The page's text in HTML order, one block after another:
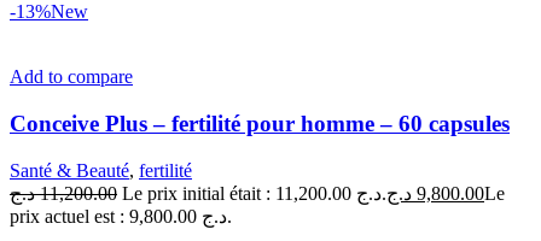
-13%New
Add to compare
Conceive Plus – fertilité pour homme – 60 capsules
Santé & Beauté, fertilité
11,200.00 د.ج Le prix initial était : 11,200.00 د.ج. 9,800.00 د.ج
Le
prix actuel est : 9,800.00 د.ج.